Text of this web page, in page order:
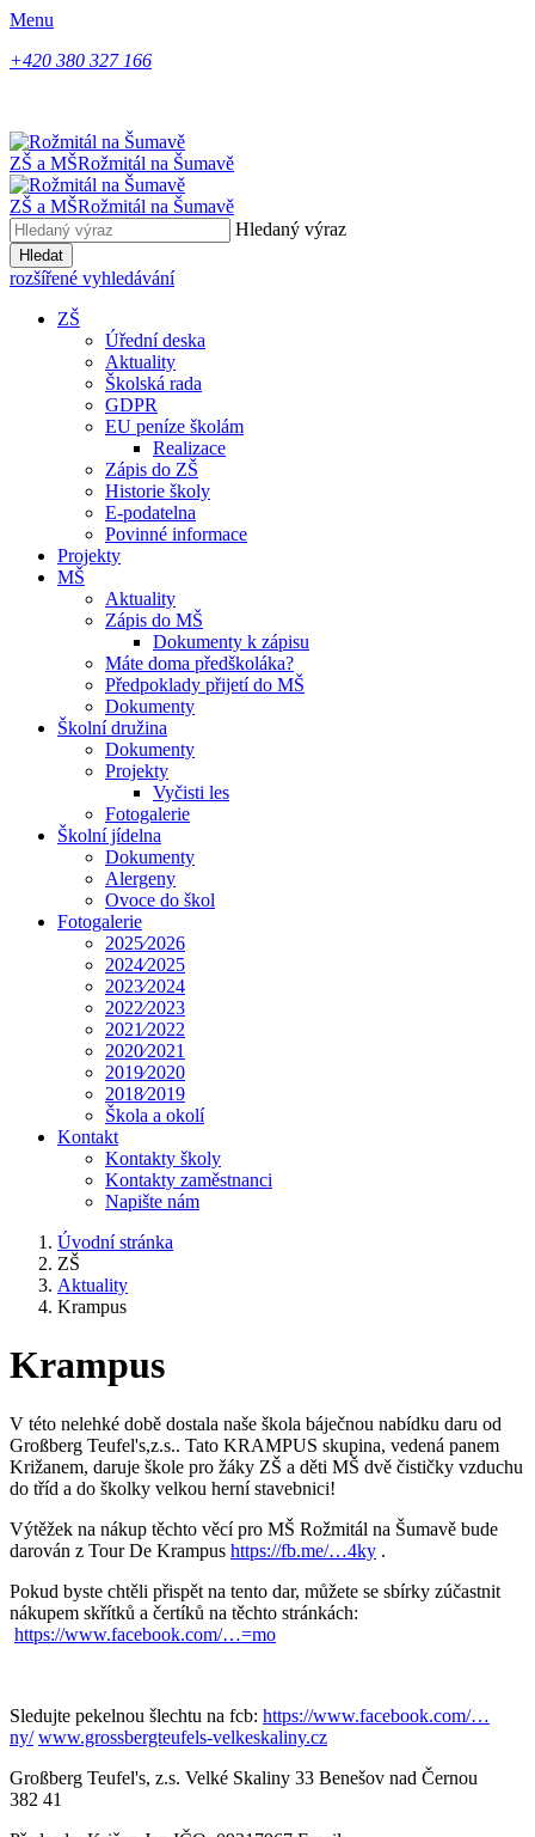
Menu
+420 380 327 166
ZŠ a MŠRožmitál na Šumavě
ZŠ a MŠRožmitál na Šumavě
Hledaný výraz
Hledat
rozšířené vyhledávání
ZŠ
Úřední deska
Aktuality
Školská rada
GDPR
EU peníze školám
Realizace
Zápis do ZŠ
Historie školy
E-podatelna
Povinné informace
Projekty
MŠ
Aktuality
Zápis do MŠ
Dokumenty k zápisu
Máte doma předškoláka?
Předpoklady přijetí do MŠ
Dokumenty
Školní družina
Dokumenty
Projekty
Vyčisti les
Fotogalerie
Školní jídelna
Dokumenty
Alergeny
Ovoce do škol
Fotogalerie
2025⁄2026
2024⁄2025
2023⁄2024
2022⁄2023
2021⁄2022
2020⁄2021
2019⁄2020
2018⁄2019
Škola a okolí
Kontakt
Kontakty školy
Kontakty zaměstnanci
Napište nám
Úvodní stránka
ZŠ
Aktuality
Krampus
Krampus
V této nelehké době dostala naše škola báječnou nabídku daru od
Großberg Teufel's,z.s.. Tato KRAMPUS skupina, vedená panem
Križanem, daruje škole pro žáky ZŠ a děti MŠ dvě čističky vzduchu
do tříd a do školky velkou herní stavebnici!
Výtěžek na nákup těchto věcí pro MŠ Rožmitál na Šumavě bude
darován z Tour De Krampus https://fb.me/…4ky .
Pokud byste chtěli přispět na tento dar, můžete se sbírky zúčastnit
nákupem skřítků a čertíků na těchto stránkách:
https://www.facebook.com/…=mo
Sledujte pekelnou šlechtu na fcb: https://www.facebook.com/…
ny/ www.grossbergteufels-velkeskaliny.cz
Großberg Teufel's, z.s. Velké Skaliny 33 Benešov nad Černou
382 41